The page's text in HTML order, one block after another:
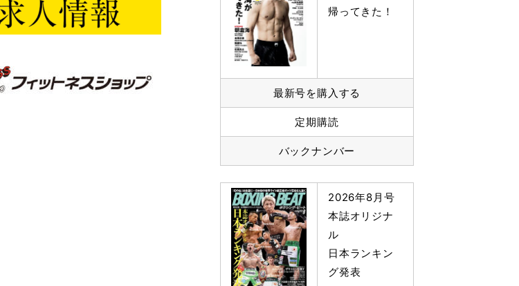
帰ってきた！
最新号を購入する
定期購読
バックナンバー
2026年8月号
本誌オリジナ
ル
日本ランキン
グ発表